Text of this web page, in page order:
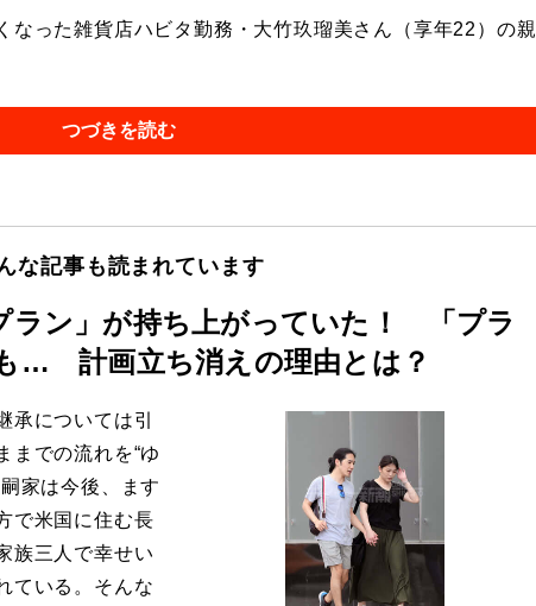
った雑貨店ハビタ勤務・大竹玖瑠美さん（享年22）の親
つづきを読む
な記事も読まれています
ラン」が持ち上がっていた！ 「プラ
… 計画立ち消えの理由とは？
については引
までの流れを“ゆ
家は今後、ます
で米国に住む長
族三人で幸せい
ている。そんな